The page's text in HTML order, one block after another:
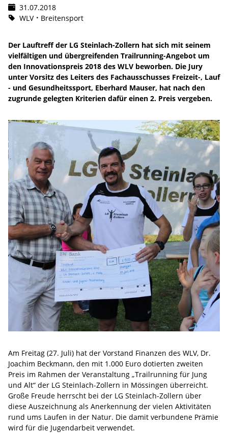
31.07.2018
WLV
Breitensport
Der Lauftreff der LG Steinlach-Zollern hat sich mit seinem
vielfältigen und übergreifenden Trailrunning-Angebot um
den Innovationspreis 2018 des WLV beworben. Die Jury
unter Vorsitz des Leiters des Fachausschusses Freizeit-, Lauf
- und Gesundheitssport, Eberhard Mauser, hat nach den
zugrunde gelegten Kriterien dafür einen 2. Preis vergeben.
Am Freitag (27. Juli) hat der Vorstand Finanzen des WLV, Dr.
Joachim Beckmann, den mit 1.000 Euro dotierten zweiten
Preis im Rahmen der Veranstaltung „Trailrunning für Jung
und Alt“ der LG Steinlach-Zollern in Mössingen überreicht.
Große Freude herrscht bei der LG Steinlach-Zollern über
diese Auszeichnung als Anerkennung der vielen Aktivitäten
rund ums Laufen in der Natur. Die damit verbundene Prämie
wird für die Jugendarbeit verwendet.